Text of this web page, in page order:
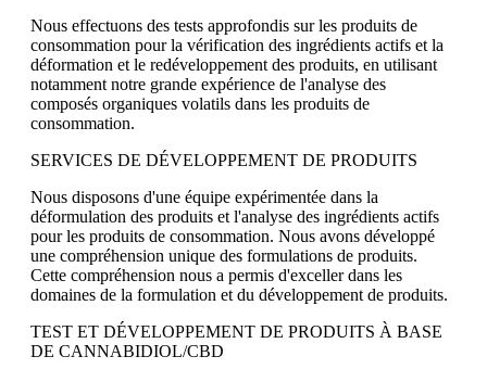
Nous effectuons des tests approfondis sur les produits de
consommation pour la vérification des ingrédients actifs et la
déformation et le redéveloppement des produits, en utilisant
notamment notre grande expérience de l'analyse des
composés organiques volatils dans les produits de
consommation.
SERVICES DE DÉVELOPPEMENT DE PRODUITS
Nous disposons d'une équipe expérimentée dans la
déformulation des produits et l'analyse des ingrédients actifs
pour les produits de consommation. Nous avons développé
une compréhension unique des formulations de produits.
Cette compréhension nous a permis d'exceller dans les
domaines de la formulation et du développement de produits.
TEST ET DÉVELOPPEMENT DE PRODUITS À BASE
DE CANNABIDIOL/CBD